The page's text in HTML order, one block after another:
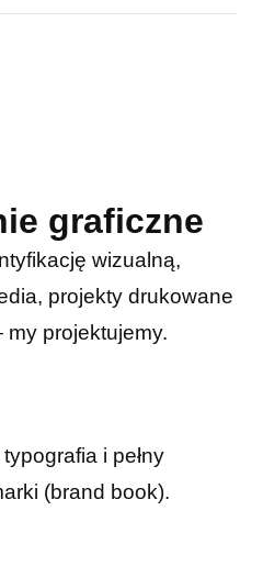
graficzne
wizualną,
projekty drukowane
projektujemy.
i pełny
(brand book).